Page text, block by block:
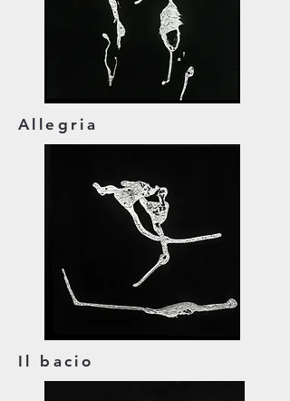
Allegria
Il bacio